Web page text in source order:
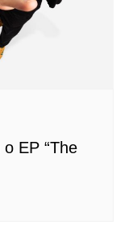
EP “The